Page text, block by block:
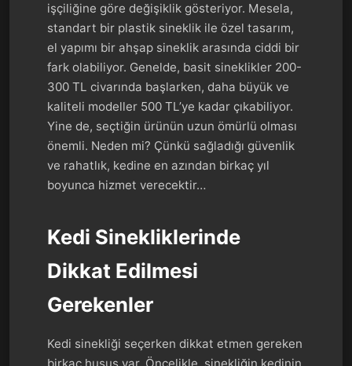
işçiliğine göre değişiklik gösteriyor. Mesela,
standart bir plastik sineklik ile özel tasarım,
el yapımı bir ahşap sineklik arasında ciddi bir
fark olabiliyor. Genelde, basit sineklikler 200-
300 TL civarında başlarken, daha büyük ve
kaliteli modeller 500 TL’ye kadar çıkabiliyor.
Yine de, seçtiğin ürünün uzun ömürlü olması
önemli. Neden mi? Çünkü sağladığı güvenlik
ve rahatlık, kedine en azından birkaç yıl
boyunca hizmet verecektir…
Kedi Sinekliklerinde
Dikkat Edilmesi
Gerekenler
Kedi sinekliği seçerken dikkat etmen gereken